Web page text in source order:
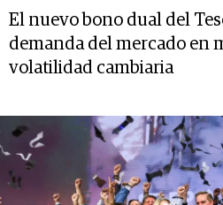
El nuevo bono dual del
demanda del mercado en
volatilidad cambiaria